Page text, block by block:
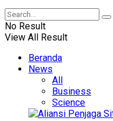
No Result
View All Result
Beranda
News
All
Business
Science